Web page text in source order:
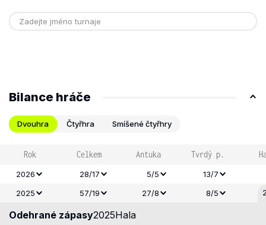
Bilance hráče
Dvouhra Čtyřhra Smíšené čtyřhry
Rok Celkem Antuka Tvrdý p.
2026 28/17 5/5
13/7
2025
57/19 27/8 8/5
Odehrané zápasy2025Hala